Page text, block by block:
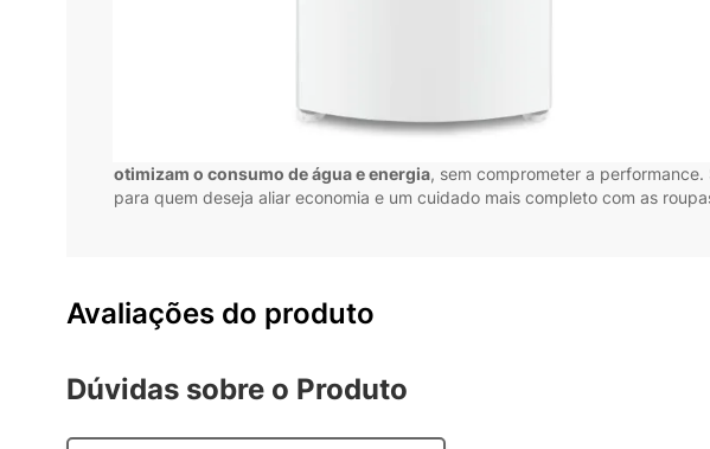
tratadas com delicadeza, preservando a qualidade dos tecidos. A
evitando o desgaste prematuro das fibras e oferecendo resultados
gaveta dosadora de
resíduos nas roupas. Isso aumenta a eficiência da lavagem e otimiza o
, garantindo
, a Lavadora Efficient Care 9Kg
otimizam o consumo de água e energia, sem comprometer a
para quem deseja aliar economia e um cuidado mais completo com as
Avaliações do produto
Dúvidas sobre o Produto